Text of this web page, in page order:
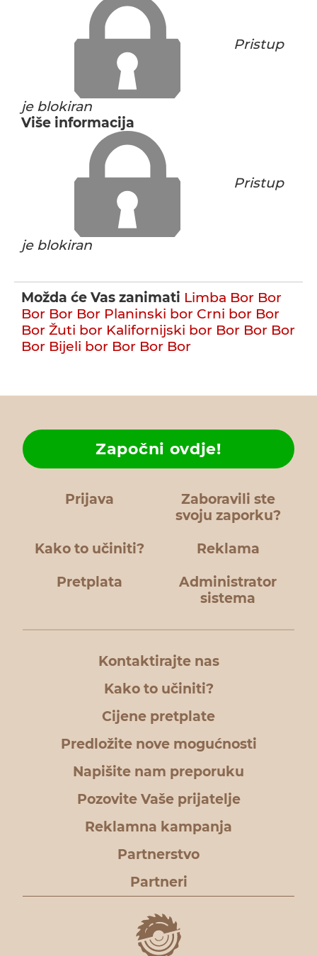
Pristup
je blokiran
Više informacija
Pristup
je blokiran
Možda će Vas zanimati Limba Bor Bor
Bor Bor Bor Planinski bor Crni bor Bor
Bor Žuti bor Kalifornijski bor Bor Bor Bor
Bor Bijeli bor Bor Bor Bor
Prijava
Zaboravili ste
svoju zaporku?
Kako to učiniti?
Započni ovdje!
Reklama
Pretplata
Administrator
sistema
Kontaktirajte nas
Kako to učiniti?
Cijene pretplate
Predložite nove mogućnosti
Napišite nam preporuku
Pozovite Vaše prijatelje
Reklamna kampanja
Partnerstvo
Partneri